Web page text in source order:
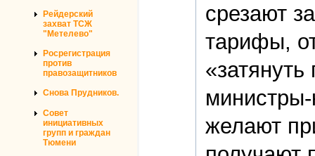
Рейдерский
захват ТСЖ
"Метелево"
Росрегистрация
против
правозащитников
Снова Прудников.
Совет
инициативных
групп и граждан
Тюмени
срезают
тарифы,
желают